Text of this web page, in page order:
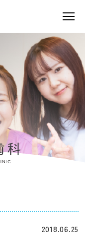
2018.06.25